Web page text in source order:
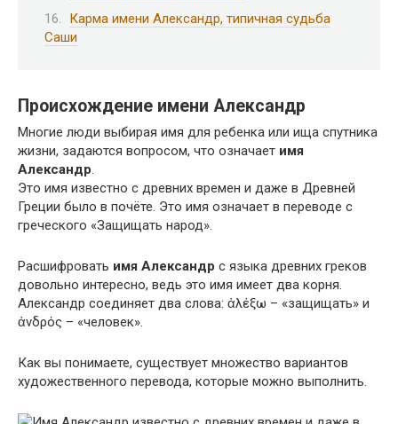
Карма имени Александр, типичная судьба
Саши
Происхождение имени Александр
Многие люди выбирая имя для ребенка или ища спутника
жизни, задаются вопросом, что означает имя
Александр.
Это имя известно с древних времен и даже в Древней
Греции было в почёте. Это имя означает в переводе с
греческого «Защищать народ».
Расшифровать имя Александр с языка древних греков
довольно интересно, ведь это имя имеет два корня.
Александр соединяет два слова: ἀλέξω – «защищать» и
ἀνδρός – «человек».
Как вы понимаете, существует множество вариантов
художественного перевода, которые можно выполнить.